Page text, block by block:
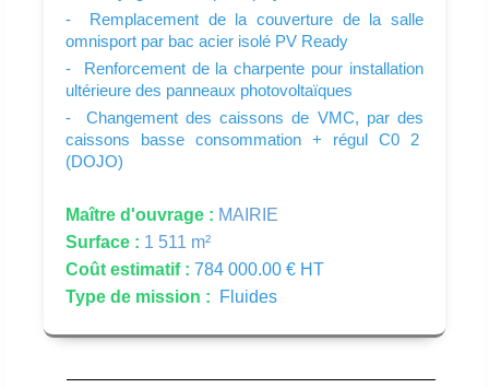
- Remplacement de la couverture de la salle
omnisport par bac acier isolé PV Ready
- Renforcement de la charpente pour installation
ultérieure des panneaux photovoltaïques
- Changement des caissons de VMC, par des
caissons basse consommation + régul C0 2
(DOJO)
Maître d'ouvrage : MAIRIE
Surface : 1 511 m²
Coût estimatif : 784 000.00 € HT
Type de mission :
Fluides